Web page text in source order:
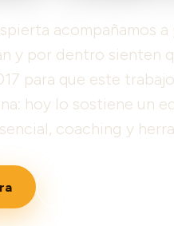
acompañamos
y por dentro sienten
para que este
hoy lo sostiene un
coaching y